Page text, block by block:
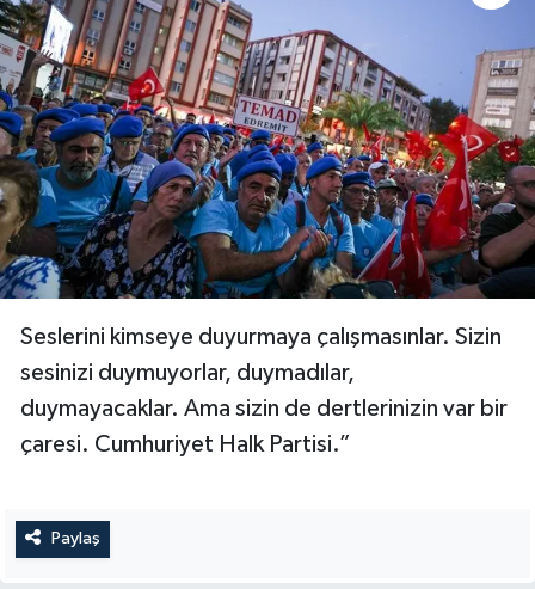
Seslerini kimseye duyurmaya çalışmasınlar. Sizin
sesinizi duymuyorlar, duymadılar,
duymayacaklar. Ama sizin de dertlerinizin var bir
çaresi. Cumhuriyet Halk Partisi.”
Paylaş